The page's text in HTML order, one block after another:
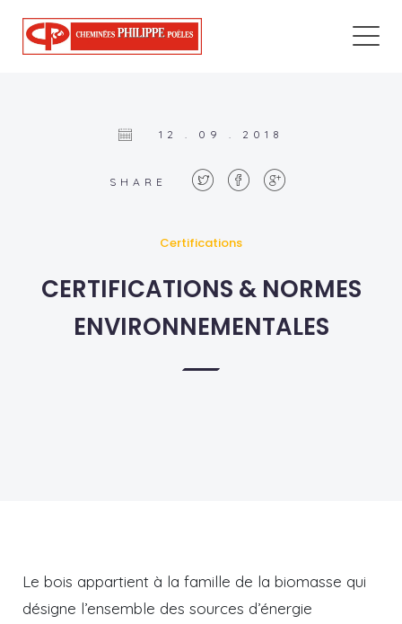
12 . 09 . 2018
SHARE
Certifications
CERTIFICATIONS & NORMES
ENVIRONNEMENTALES
Le bois appartient à la famille de la biomasse qui
désigne l’ensemble des sources d’énergie